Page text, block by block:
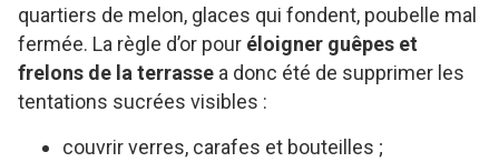
quartiers de melon, glaces qui fondent, poubelle mal
fermée. La règle d’or pour éloigner guêpes et
frelons de la terrasse a donc été de supprimer les
tentations sucrées visibles :
couvrir verres, carafes et bouteilles ;